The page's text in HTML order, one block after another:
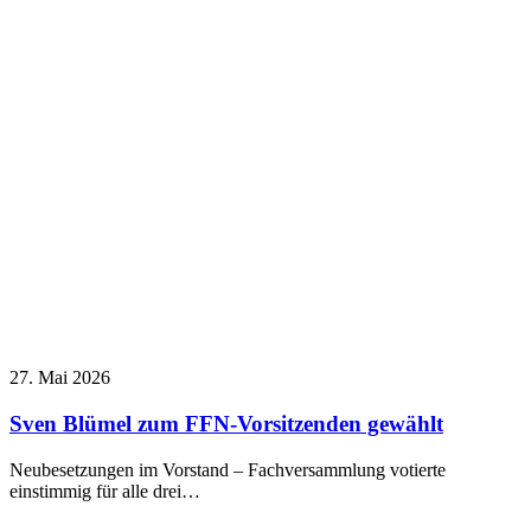
27. Mai 2026
Sven Blümel zum FFN-Vorsitzenden gewählt
Neubesetzungen im Vorstand – Fachversammlung votierte
einstimmig für alle drei…